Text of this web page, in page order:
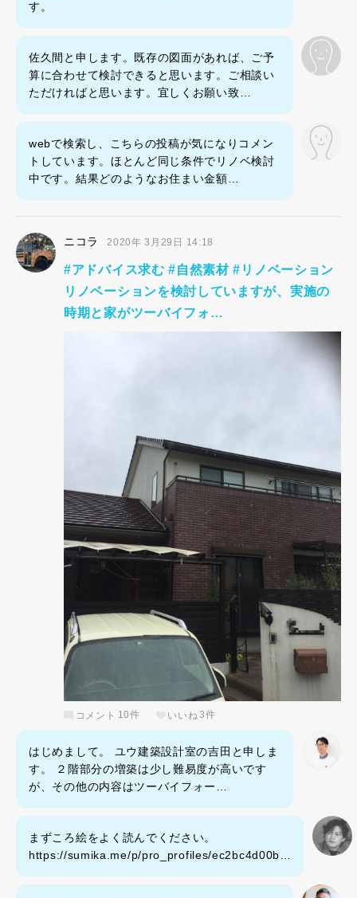
す。
佐久間と申します。既存の図面があれば、ご予
算に合わせて検討できると思います。ご相談い
ただければと思います。宜しくお願い致…
webで検索し、こちらの投稿が気になりコメン
トしています。ほとんど同じ条件でリノベ検討
中です。結果どのようなお住まい金額…
ニコラ 2020年 3月29日 14:18
#アドバイス求む #自然素材 #リノベーション
リノベーションを検討していますが、実施の
時期と家がツーバイフォ…
コメント 10件 いいね 3件
はじめまして。 ユウ建築設計室の吉田と申しま
す。 ２階部分の増築は少し難易度が高いです
が、その他の内容はツーバイフォー…
まずころ絵をよく読んでください。
https://sumika.me/p/pro_profiles/ec2bc4d00b…